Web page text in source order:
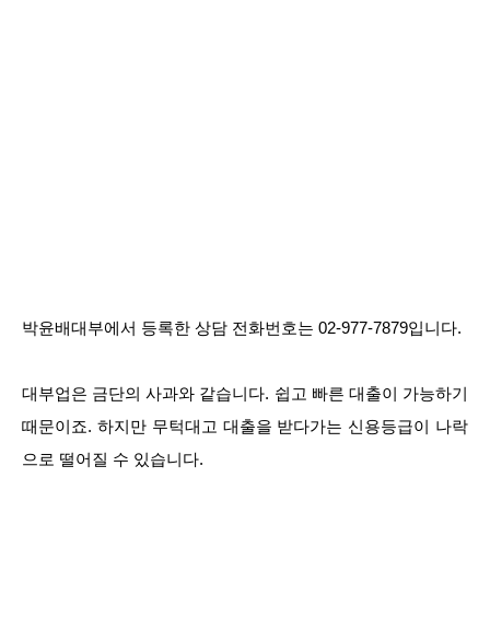
박윤배대부에서 등록한 상담 전화번호는 02-977-7879입니다.
대부업은 금단의 사과와 같습니다. 쉽고 빠른 대출이 가능하기
때문이죠. 하지만 무턱대고 대출을 받다가는 신용등급이 나락
으로 떨어질 수 있습니다.